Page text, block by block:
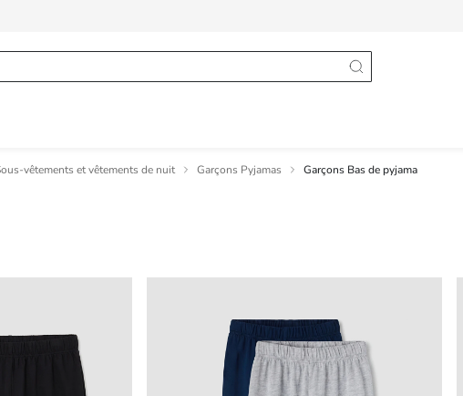
vêtements et vêtements de nuit Garçons Pyjamas Garçons Bas de pyjama